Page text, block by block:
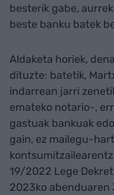
besterik gabe,
beste banku batek
Aldaketa horiek,
dituzte: batetik,
indarrean jarri
emateko notario-,
gastuak bankuak
gain, ez mailegu-
19/2022 Lege
2023ko abenduaren